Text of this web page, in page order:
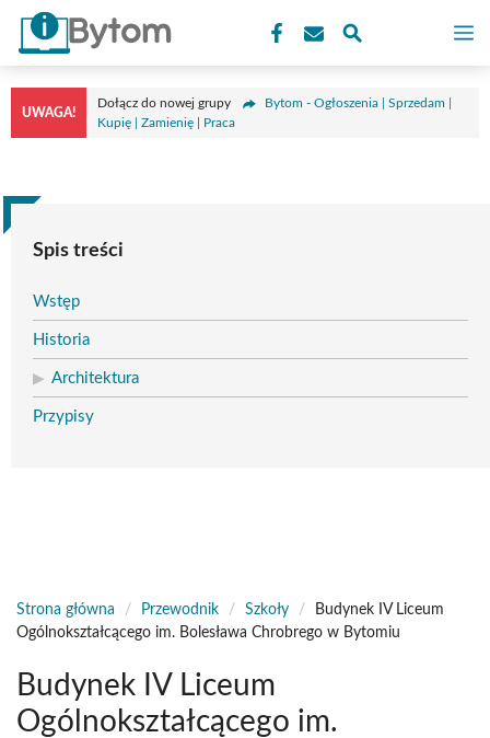
Przejdź
treści
UWAGA!
Dołącz do nowej grupy
Bytom - Ogłoszenia | Sprzedam |
Kupię | Zamienię | Praca
Spis treści
Wstęp
Historia
Architektura
Przypisy
Strona główna / Przewodnik / Szkoły /
Budynek IV Liceum
Ogólnokształcącego im. Bolesława Chrobrego w Bytomiu
Budynek IV Liceum
Ogólnokształcącego im.